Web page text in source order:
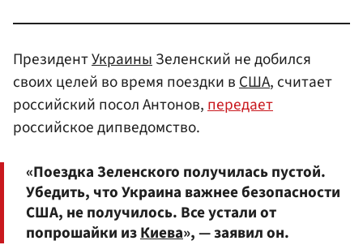
ПрезидентУкраиныЗеленский не добился
своих целей во время поездки вСША, считает
российский посол Антонов,передает
российское дипведомство.
«Поездка Зеленского получилась пустой.
Убедить, что Украина важнее безопасности
США, не получилось. Все устали от
попрошайки изКиева», — заявил он.